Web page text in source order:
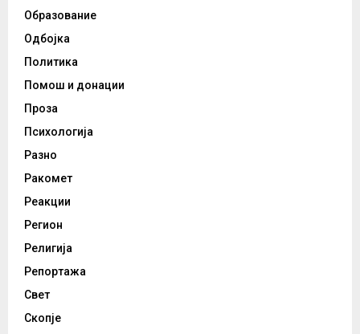
Образование
Одбојка
Политика
Помош и донации
Проза
Психологија
Разно
Ракомет
Реакции
Регион
Религија
Репортажа
Свет
Скопје